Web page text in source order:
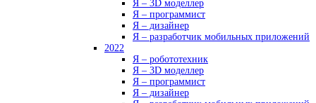
Я – 3D моделлер
Я – программист
Я – дизайнер
Я – разработчик мобильных приложений
2022
Я – робототехник
Я – 3D моделлер
Я – программист
Я – дизайнер